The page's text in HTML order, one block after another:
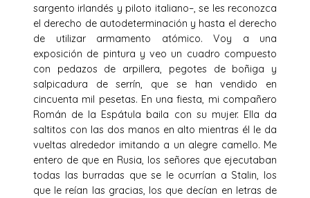
sargento irlandés y piloto italiano–, se les reconozca
el derecho de autodeterminación y hasta el derecho
de utilizar armamento atómico. Voy a una
exposición de pintura y veo un cuadro compuesto
con pedazos de arpillera, pegotes de boñiga y
salpicadura de serrín, que se han vendido en
cincuenta mil pesetas. En una fiesta, mi compañero
Román de la Espátula baila con su mujer. Ella da
saltitos con las dos manos en alto mientras él le da
vueltas alrededor imitando a un alegre camello. Me
entero de que en Rusia, los señores que ejecutaban
todas las burradas que se le ocurrían a Stalin, los
que le reían las gracias, los que decían en letras de